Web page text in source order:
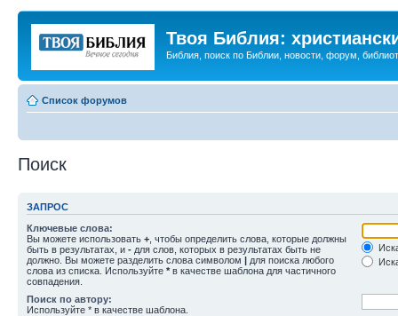
Твоя Библия:
Библия, поиск по Библии, новости, форум,
Список форумов
Поиск
ЗАПРОС
Ключевые слова:
Вы можете использовать + , чтобы определить слова, которые должны
быть в результатах, и - для слов, которых в результатах быть не
должно. Вы можете разделить слова символом | для поиска любого
слова из списка. Используйте * в качестве шаблона для частичного
совпадения.
Поиск по автору:
Используйте * в качестве шаблона.